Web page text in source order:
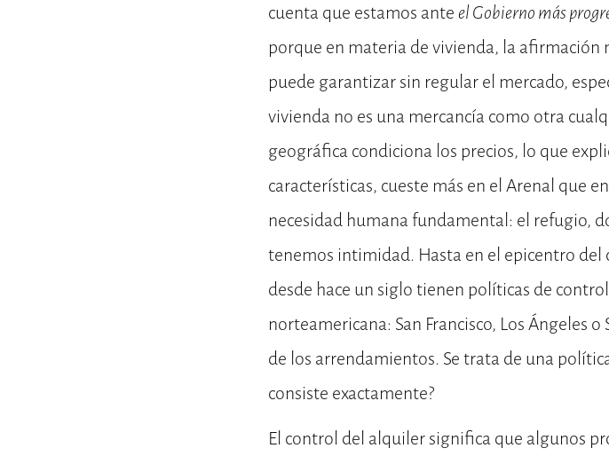
cuenta que estamos ante el Gobierno más
porque en materia de vivienda, la afirmación
puede garantizar sin regular el mercado,
vivienda no es una mercancía como otra
geográfica condiciona los precios, lo que
características, cueste más en el Arenal que
necesidad humana fundamental: el refugio,
tenemos intimidad. Hasta en el epicentro
desde hace un siglo tienen políticas de
norteamericana: San Francisco, Los Ángeles
de los arrendamientos. Se trata de una
consiste exactamente?
El control del alquiler significa que algunos